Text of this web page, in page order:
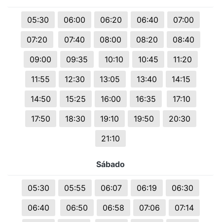
05:30 06:00 06:20 06:40
07:00
07:20
07:40 08:00 08:20
08:40
09:00
09:35 10:10 10:45
11:20
11:55
12:30 13:05 13:40
14:15
14:50
15:25 16:00 16:35
17:10
17:50
18:30 19:10 19:50
20:30
21:10
Sábado
05:30 05:55 06:07 06:19
06:30
06:40
06:50 06:58 07:06
07:14